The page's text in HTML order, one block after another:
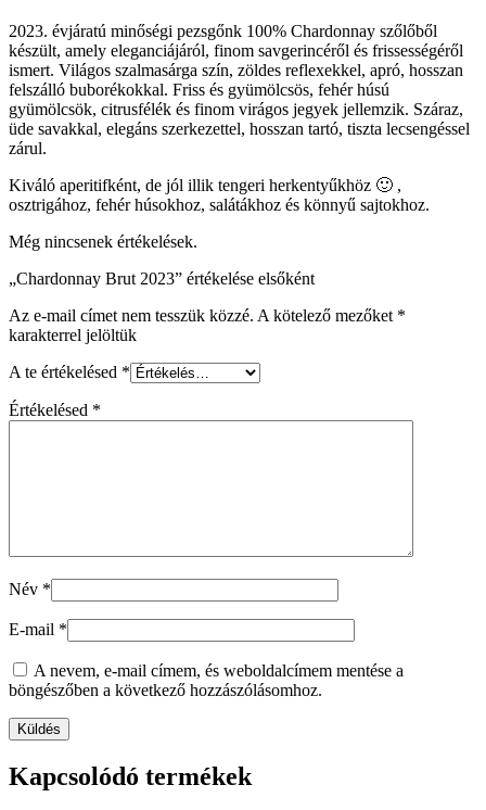
2023. évjáratú minőségi pezsgőnk 100% Chardonnay szőlőből
készült, amely eleganciájáról, finom savgerincéről és frissességéről
ismert. Világos szalmasárga szín, zöldes reflexekkel, apró, hosszan
felszálló buborékokkal. Friss és gyümölcsös, fehér húsú
gyümölcsök, citrusfélék és finom virágos jegyek jellemzik. Száraz,
üde savakkal, elegáns szerkezettel, hosszan tartó, tiszta lecsengéssel
zárul.
Kiváló aperitifként, de jól illik tengeri herkentyűkhöz 🙂 ,
osztrigához, fehér húsokhoz, salátákhoz és könnyű sajtokhoz.
Még nincsenek értékelések.
„Chardonnay Brut 2023” értékelése elsőként
Az e-mail címet nem tesszük közzé. A kötelező mezőket *
karakterrel jelöltük
A te értékelésed *
Értékelésed *
Név *
E-mail *
A nevem, e-mail címem, és weboldalcímem mentése a
böngészőben a következő hozzászólásomhoz.
Kapcsolódó termékek